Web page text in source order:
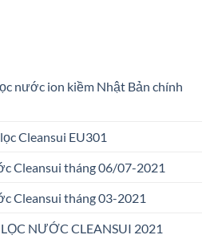
nước ion kiềm Nhật Bản chính
Cleansui EU301
Cleansui tháng 06/07-2021
Cleansui tháng 03-2021
NƯỚC CLEANSUI 2021